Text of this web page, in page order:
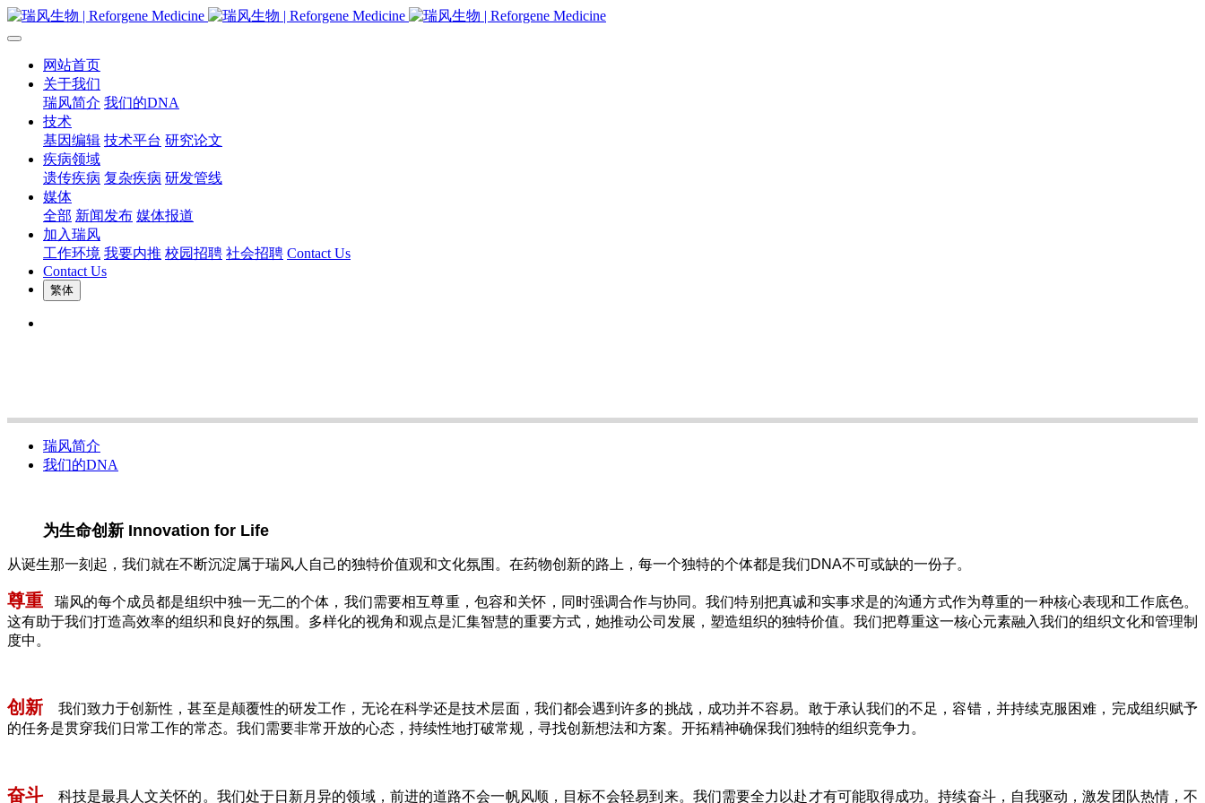
网站首页
关于我们
瑞风简介 我们的DNA
技术
基因编辑 技术平台 研究论文
疾病领域
遗传疾病 复杂疾病 研发管线
媒体
全部 新闻发布 媒体报道
加入瑞风
工作环境 我要内推 校园招聘 社会招聘 Contact Us
Contact Us
繁体
瑞风简介
我们的DNA
为生命创新 Innovation for Life
从诞生那一刻起，我们就在不断沉淀属于瑞风人自己的独特价值观和文化氛围。在药物创新的路上，每一个独特的个体都是我们DNA不可或缺的一份子。
尊重
瑞风的每个成员都是组织中独一无二的个体，我们需要相互尊重，包容和关怀，同时强调合作与协同。我们特别把真诚和实事求是的沟通方式作为尊重的一种核心表现和工作底色。
这有助于我们打造高效率的组织和良好的氛围。多样化的视角和观点是汇集智慧的重要方式，她推动公司发展，塑造组织的独特价值。我们把尊重这一核心元素融入我们的组织文化和管理制
度中。
创新
我们致力于创新性，甚至是颠覆性的研发工作，无论在科学还是技术层面，我们都会遇到许多的挑战，成功并不容易。敢于承认我们的不足，容错，并持续克服困难，完成组织赋予
的任务是贯穿我们日常工作的常态。我们需要非常开放的心态，持续性地打破常规，寻找创新想法和方案。开拓精神确保我们独特的组织竞争力。
奋斗 科技是最具人文关怀的。我们处于日新月异的领域，前进的道路不会一帆风顺，目标不会轻易到来。我们需要全力以赴才有可能取得成功。持续奋斗，自我驱动，激发团队热情，不